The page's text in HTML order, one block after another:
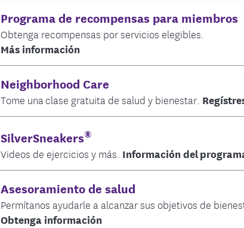
Programa de recompensas para miembros
Obtenga recompensas por servicios elegibles.
Más información
Neighborhood Care
Tome una clase gratuita de salud y bienestar.
SilverSneakers®
Videos de ejercicios y más. Información del
Asesoramiento de salud
Permítanos ayudarle a alcanzar sus objetivos de
Obtenga información